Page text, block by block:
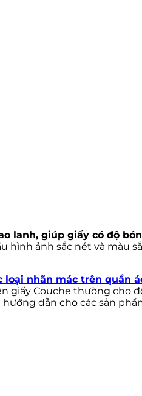
lanh, giúp giấy có độ
ảnh sắc nét và màu
loại nhãn mác trên quần
giấy Couche thường cho
dẫn cho các sản